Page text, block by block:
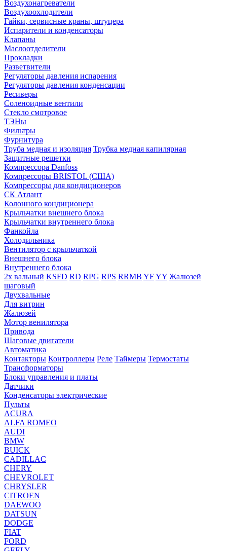
Воздухонагреватели
Воздухоохлодители
Гайки, сервисные краны, штуцера
Испарители и конденсаторы
Клапаны
Маслоотделители
Прокладки
Разветвители
Регуляторы давления испарения
Регуляторы давления конденсации
Ресиверы
Соленоидные вентили
Стекло смотровое
ТЭНы
Фильтры
Фурнитура
Труба медная и изоляция Трубка медная капилярная
Защитные решетки
Компрессора Danfoss
Компрессоры BRISTOL (США)
Компрессоры для кондиционеров
СК Атлант
Колонного кондиционера
Крыльчатки внешнего блока
Крыльчатки внутреннего блока
Фанкойла
Холодильника
Вентилятор с крыльчаткой
Внешнего блока
Внутреннего блока
2х вальный KSFD RD RPG RPS RRMB YFYY Жалюзей
шаговый
Двухвальные
Для витрин
Жалюзей
Мотор венилятора
Привода
Шаговые двигатели
Автоматика
Контакторы Контроллеры Реле Таймеры Термостаты
Трансформаторы
Блоки управления и платы
Датчики
Конденсаторы электрические
Пульты
ACURA
ALFA ROMEO
AUDI
BMW
BUICK
CADILLAC
CHERY
CHEVROLET
CHRYSLER
CITROEN
DAEWOO
DATSUN
DODGE
FIAT
FORD